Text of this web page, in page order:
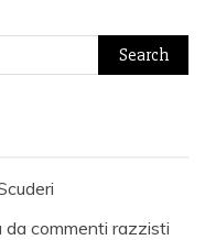
commenti razzisti